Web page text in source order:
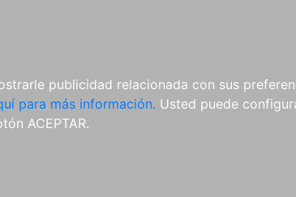
publicidad relacionada con sus
para más información. Usted puede
ACEPTAR.
CDS Y
DVDS
MATERIAL
COMPLEMENTARIO